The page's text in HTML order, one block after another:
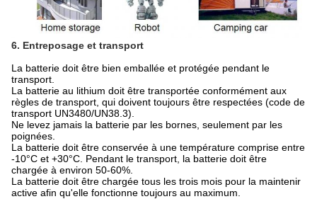
6. Entreposage et transport
La batterie doit être bien emballée et protégée pendant le
transport.
La batterie au lithium doit être transportée conformément aux
règles de transport, qui doivent toujours être respectées (code de
transport UN3480/UN38.3).
Ne levez jamais la batterie par les bornes, seulement par les
poignées.
La batterie doit être conservée à une température comprise entre
-10°C et +30°C. Pendant le transport, la batterie doit être
chargée à environ 50-60%.
La batterie doit être chargée tous les trois mois pour la maintenir
active afin qu'elle fonctionne toujours au maximum.